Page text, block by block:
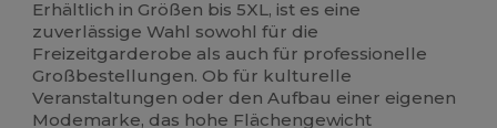
Erhältlich in Größen bis 5XL, ist es eine
zuverlässige Wahl sowohl für die
Freizeitgarderobe als auch für professionelle
Großbestellungen. Ob für kulturelle
Veranstaltungen oder den Aufbau einer eigenen
Modemarke, das hohe Flächengewicht